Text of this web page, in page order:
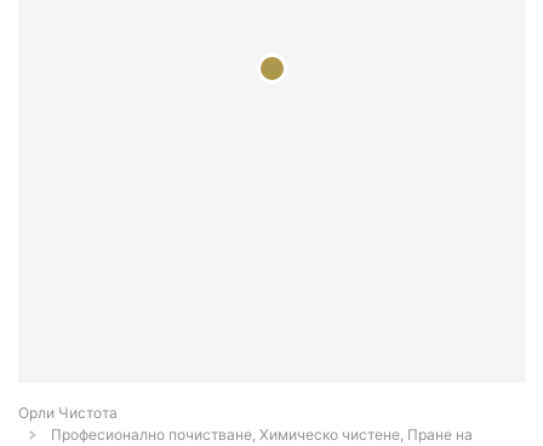
Орли Чистота
Професионално почистване, Химическо чистене, Пране на